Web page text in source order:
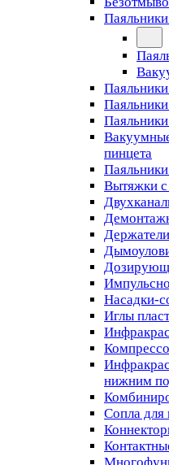
пинцета
Вытяжки
Насадки-
Иглы
нижним
Сопла для